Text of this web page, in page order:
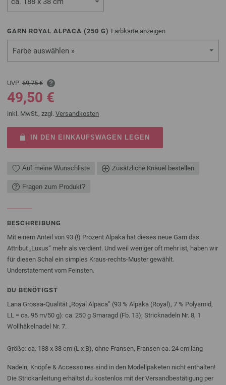
GARN ROYAL ALPACA (250 G) Farbkarte anzeigen
Farbe auswählen »
UVP: 69,75 €
49,50 €
inkl. MwSt., zzgl. Versandkosten
IN DEN EINKAUFSWAGEN LEGEN
Auf meine Wunschliste Zusätzliche Knäuel bestellen
Fragen zum Produkt?
BESCHREIBUNG
Mit einem Anteil von 93 (!) Prozent Alpaka hat dieses neue Garn das
Attribut „Luxus“ mehr als verdient. Und weil weniger oft mehr ist, haben wir
für diesen Schal ein simples Kraus-rechts-Muster gewählt.
Understatement vom Feinsten.
DU BENÖTIGST
Lana Grossa-Qualität „Royal Alpaca” (93 % Alpaka (Royal), 7 % Polyamid,
LL = ca. 95 m/50 g): ca. 250 g Smaragd (Fb. 13); Stricknadeln Nr. 8, 1
Wollhäkelnadel Nr. 7.
Größe: ca. 188 x 38 cm (L x B), ohne Fransen, Fransen ca. 24 cm lang
Nadeln, Knöpfe & Accessoires sind in den Modellpaketen nicht enthalten!
Die Strickanleitung erhältst du kostenlos mit der Versandbestätigung per